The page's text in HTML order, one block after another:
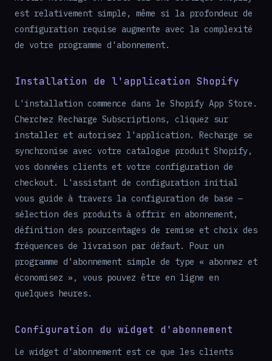
est relativement simple, même si la profondeur de
configuration requise augmente avec la complexité
de votre programme d'abonnement.
Installation de l'application Shopify
L'installation commence dans le Shopify App Store.
Cherchez Recharge Subscriptions, cliquez sur
installer et autorisez l'application. Recharge se
synchronise avec votre catalogue produit Shopify,
vos données clients et votre configuration de
checkout. L'assistant de configuration initial
vous guide à travers la configuration de base —
sélection des produits à offrir en abonnement,
définition des pourcentages de remise et choix des
fréquences de livraison par défaut. Pour un
programme d'abonnement simple de type « abonnez et
économisez », vous pouvez être en ligne en
quelques heures.
Configuration du widget d'abonnement
Le widget d'abonnement est ce que les clients